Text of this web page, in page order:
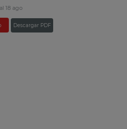
18 ago
Descargar PDF